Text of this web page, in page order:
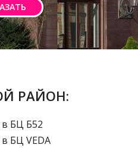
РАЙОН:
БЦ Б52
БЦ VEDA